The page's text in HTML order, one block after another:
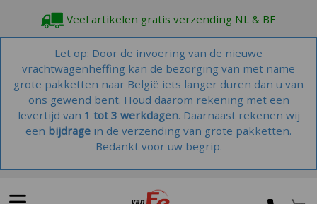
Veel artikelen gratis verzending NL & BE
Let op: Door de invoering van de nieuwe
vrachtwagenheffing kan de bezorging van met name
grote pakketten naar België iets langer duren dan u van
ons gewend bent. Houd daarom rekening met een
levertijd van 1 tot 3 werkdagen. Daarnaast rekenen wij
een bijdrage in de verzending van grote pakketten.
Bedankt voor uw begrip.